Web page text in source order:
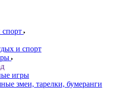
и спорт
игры
змеи, тарелки, бумеранги